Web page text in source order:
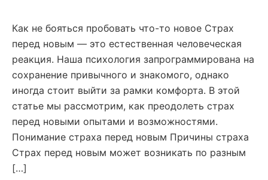
Как не бояться пробовать что-то новое Страх
перед новым — это естественная человеческая
реакция. Наша психология запрограммирована на
сохранение привычного и знакомого, однако
иногда стоит выйти за рамки комфорта. В этой
статье мы рассмотрим, как преодолеть страх
перед новыми опытами и возможностями.
Понимание страха перед новым Причины страха
Страх перед новым может возникать по разным
[…]